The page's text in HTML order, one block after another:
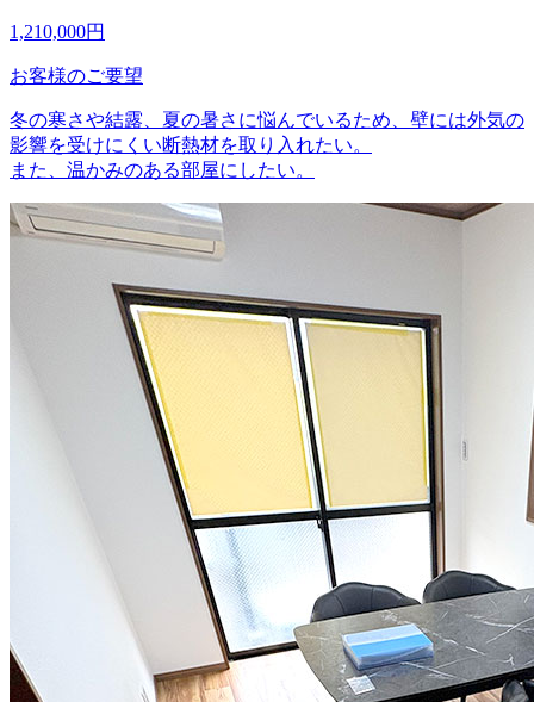
1,210,000円
お客様のご要望
冬の寒さや結露、夏の暑さに悩んでいるため、壁には外気の
影響を受けにくい断熱材を取り入れたい。
また、温かみのある部屋にしたい。